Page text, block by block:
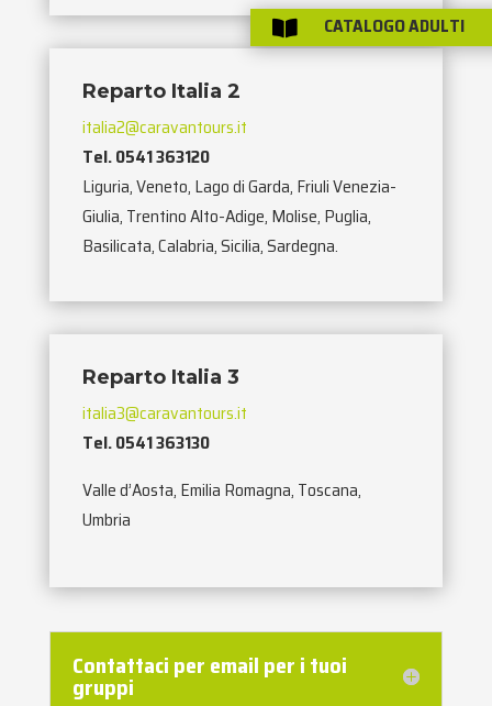
Reparto Italia 2
italia2@caravantours.it
Tel. 0541 363120
Liguria, Veneto, Lago di Garda, Friuli Venezia-
Giulia, Trentino Alto-Adige, Molise, Puglia,
Basilicata, Calabria, Sicilia, Sardegna.
Reparto Italia 3
italia3@caravantours.it
Tel. 0541 363130
Valle d’Aosta, Emilia Romagna, Toscana,
Umbria
Contattaci per email per i tuoi
gruppi
 CATALOGO ADULTI